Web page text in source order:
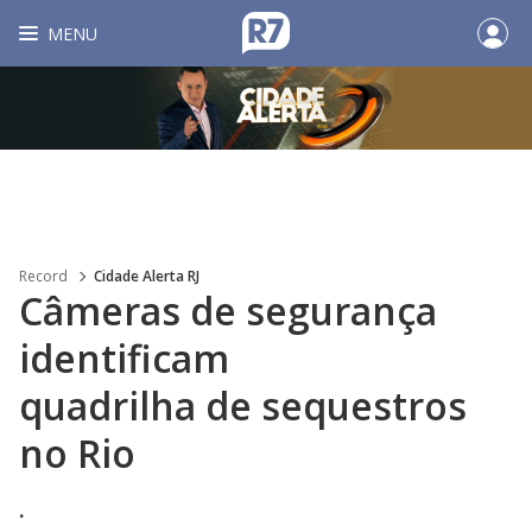
MENU
Record Cidade Alerta RJ
Câmeras de segurança
identificam
quadrilha de sequestros
no Rio
.